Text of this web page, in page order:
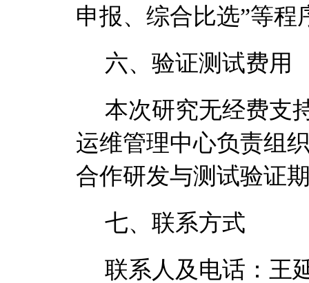
申报、综合比选”等程
六、验证测试费用
本次研究无经费支
运维管理中心负责组
合作研发与测试验证
七、联系方式
联系人 及电话 ：王